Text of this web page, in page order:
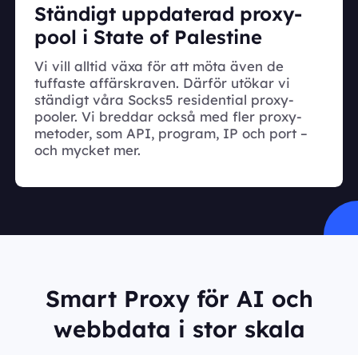
Ständigt uppdaterad proxy-
pool i State of Palestine
Vi vill alltid växa för att möta även de
tuffaste affärskraven. Därför utökar vi
ständigt våra Socks5 residential proxy-
pooler. Vi breddar också med fler proxy-
metoder, som API, program, IP och port –
och mycket mer.
Smart Proxy för AI och
webbdata i stor skala